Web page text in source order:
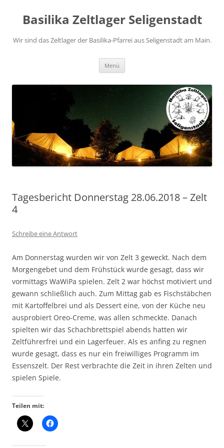
springen
Basilika Zeltlager Seligenstadt
Wir sind das Zeltlager der Basilika-Pfarrei aus Seligenstadt am Main.
Menü
Tagesbericht Donnerstag 28.06.2018 – Zelt
4
Schreibe eine Antwort
Am Donnerstag wurden wir von Zelt 3 geweckt. Nach dem
Morgengebet und dem Frühstück wurde gesagt, dass wir
vormittags WaWiPa spielen. Zelt 2 war höchst motiviert und
gewann schließlich auch. Zum Mittag gab es Fischstäbchen
mit Kartoffelbrei und als Dessert eine, von der Küche neu
ausprobiert Oreo-Creme, was allen schmeckte. Danach
spielten wir das Schachbrettspiel abends hatten wir
Zeltführerfrei und ein Lagerfeuer. Als es anfing zu regnen
wurde gesagt, dass es nur ein freiwilliges Programm im
Essenszelt. Der Rest verbrachte die Zeit in ihren Zelten und
spielen Spiele.
Teilen mit: